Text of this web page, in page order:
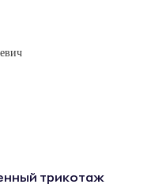
трикотаж